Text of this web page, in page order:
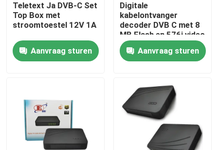
Kwaliteitscontrole
Contacteer ons
Televisie Hoogste Doos
De Vastgestelde Hoogste Doos van DVBC
Teletext Ja DVB-C Set
Top Box met
stroomtoestel 12V 1A
Aanvraag sturen
Digitale
kabelontvanger
decoder DVB C met 8
MB Flash en 576i video
resolutie
Aanvraag sturen